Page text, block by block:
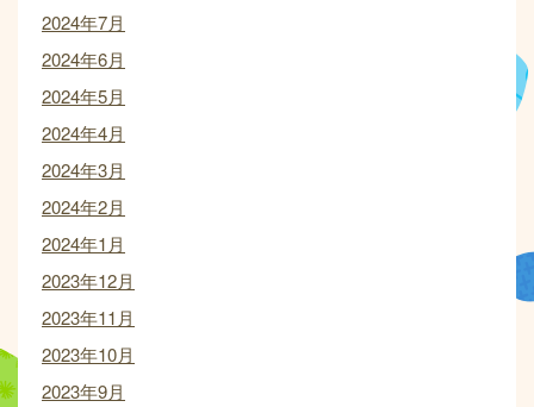
2024年7月
2024年6月
2024年5月
2024年4月
2024年3月
2024年2月
2024年1月
2023年12月
2023年11月
2023年10月
2023年9月